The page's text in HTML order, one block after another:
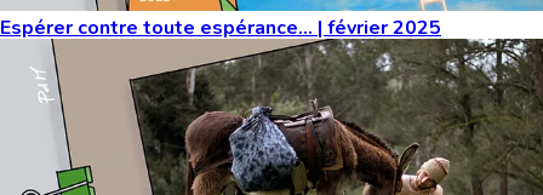
Espérer contre toute espérance… | février 2025